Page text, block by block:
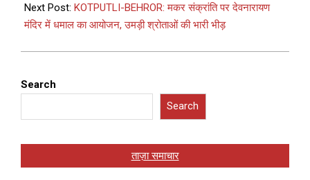
Next Post: KOTPUTLI-BEHROR: मकर संक्रांति पर देवनारायण
मंदिर में धमाल का आयोजन, उमड़ी श्रोताओं की भारी भीड़
Search
Search
ताज़ा समाचार